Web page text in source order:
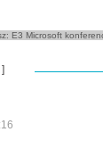
E3 Microsoft